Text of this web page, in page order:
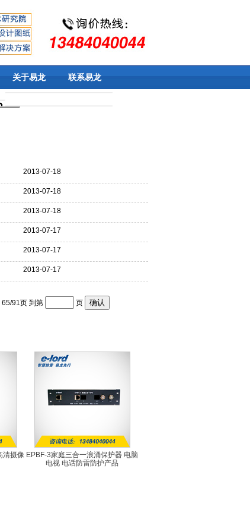
关于易龙 联系易龙
2013-07-18
2013-07-18
2013-07-18
2013-07-17
2013-07-17
2013-07-17
65/91页 到第 页
清摄像 EPBF-3家庭三合一浪涌保护器 电脑
电视 电话防雷防护产品